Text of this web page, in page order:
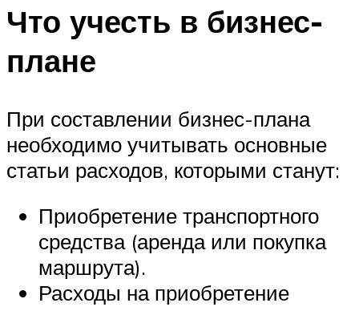
Что учесть в бизнес-
плане
При составлении бизнес-плана
необходимо учитывать основные
статьи расходов, которыми станут:
Приобретение транспортного
средства (аренда или покупка
маршрута).
Расходы на приобретение